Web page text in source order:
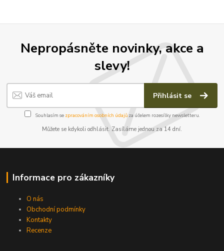
Nepropásněte novinky, akce a
slevy!
Přihlásit se
Souhlasím se zpracováním osobních údajůza účelem rozesílky newsletteru.
Můžete se kdykoli odhlásit. Zasíláme jednou za 14 dní.
Informace pro zákazníky
O nás
Obchodní podmínky
Kontakty
Recenze